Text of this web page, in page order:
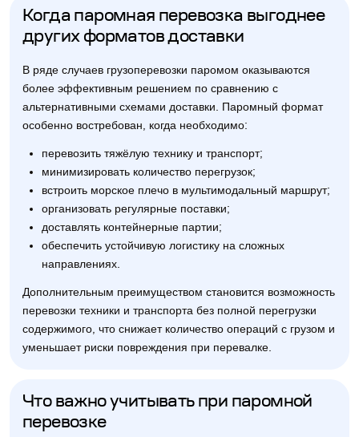
Когда паромная перевозка выгоднее
других форматов доставки
В ряде случаев грузоперевозки паромом оказываются
более эффективным решением по сравнению с
альтернативными схемами доставки. Паромный формат
особенно востребован, когда необходимо:
перевозить тяжёлую технику и транспорт;
минимизировать количество перегрузок;
встроить морское плечо в мультимодальный маршрут;
организовать регулярные поставки;
доставлять контейнерные партии;
обеспечить устойчивую логистику на сложных
направлениях.
Дополнительным преимуществом становится возможность
перевозки техники и транспорта без полной перегрузки
содержимого, что снижает количество операций с грузом и
уменьшает риски повреждения при перевалке.
Что важно учитывать при паромной
перевозке